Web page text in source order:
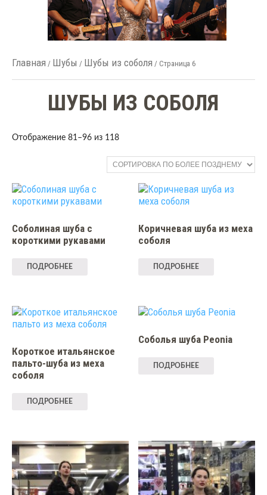
Главная / Шубы / Шубы из соболя / Страница 6
ШУБЫ ИЗ СОБОЛЯ
Отображение 81–96 из 118
Соболиная шуба с
короткими рукавами
ПОДРОБНЕЕ
Коричневая шуба из меха
соболя
ПОДРОБНЕЕ
Короткое итальянское
пальто-шуба из меха
соболя
ПОДРОБНЕЕ
Соболья шуба Peonia
ПОДРОБНЕЕ